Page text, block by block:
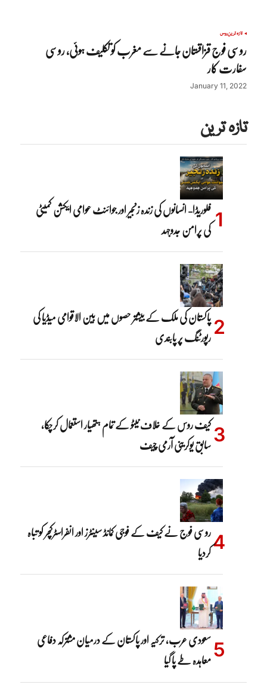
تازہ ترینروس
روسی فوج قزاقستان جانے سے مغرب کو تکلیف ہوئی، روسی
سفارت کار
January 11, 2022
تازہ ترین
فلوریڈا- انسانوں کی زندہ زنجیر اور جوائنٹ عوامی ایکشن کمیٹی
کی پرامن جدوجہد
پاکستان کی ملک کے بیشتر حصوں میں بین الاقوامی میڈیا کی
رپورٹنگ پر پابندی
کیف روس کے خلاف نیٹو کے تمام ہتھیار استعمال کرچکا،
سابق یوکرینی آرمی چیف
روسی فوج نے کیف کے فوجی کمانڈ سینٹرز اور انفراسٹرکچر کو تباہ
کردیا
سعودی عرب، ترکیہ اور پاکستان کے درمیان مشترکہ دفاعی
معاہدہ طے پا گیا